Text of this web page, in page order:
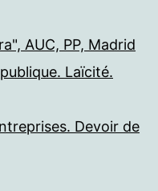
AUC, PP, Madrid
Laïcité.
Devoir de